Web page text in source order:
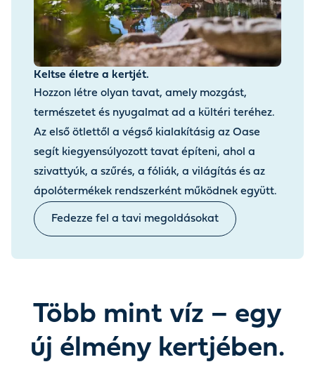
Keltse életre a kertjét.
Hozzon létre olyan tavat, amely mozgást,
természetet és nyugalmat ad a kültéri teréhez.
Az első ötlettől a végső kialakításig az Oase
segít kiegyensúlyozott tavat építeni, ahol a
szivattyúk, a szűrés, a fóliák, a világítás és az
ápolótermékek rendszerként működnek együtt.
Fedezze fel a tavi megoldásokat
Több mint víz – egy
új élmény kertjében.